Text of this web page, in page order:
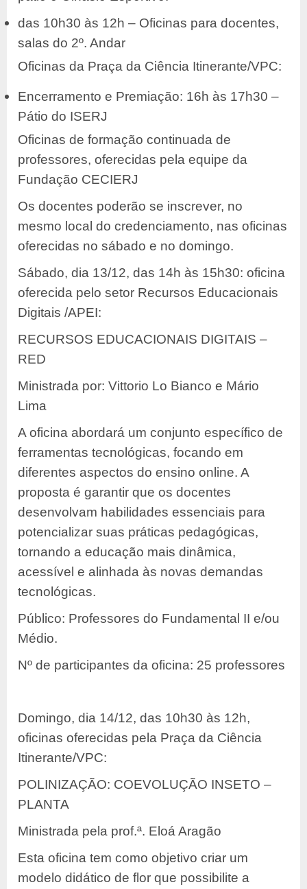
das 10h30 às 12h – Oficinas para docentes,
salas do 2º. Andar
Oficinas da Praça da Ciência Itinerante/VPC:
Encerramento e Premiação: 16h às 17h30 –
Pátio do ISERJ
Oficinas de formação continuada de
professores, oferecidas pela equipe da
Fundação CECIERJ
Os docentes poderão se inscrever, no
mesmo local do credenciamento, nas oficinas
oferecidas no sábado e no domingo.
Sábado, dia 13/12, das 14h às 15h30: oficina
oferecida pelo setor Recursos Educacionais
Digitais /APEI:
RECURSOS EDUCACIONAIS DIGITAIS –
RED
Ministrada por: Vittorio Lo Bianco e Mário
Lima
A oficina abordará um conjunto específico de
ferramentas tecnológicas, focando em
diferentes aspectos do ensino online. A
proposta é garantir que os docentes
desenvolvam habilidades essenciais para
potencializar suas práticas pedagógicas,
tornando a educação mais dinâmica,
acessível e alinhada às novas demandas
tecnológicas.
Público: Professores do Fundamental II e/ou
Médio.
Nº de participantes da oficina: 25 professores
Domingo, dia 14/12, das 10h30 às 12h,
oficinas oferecidas pela Praça da Ciência
Itinerante/VPC:
POLINIZAÇÃO: COEVOLUÇÃO INSETO –
PLANTA
Ministrada pela prof.ª. Eloá Aragão
Esta oficina tem como objetivo criar um
modelo didático de flor que possibilite a